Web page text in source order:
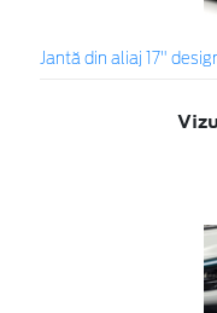
Jantă din aliaj 17"